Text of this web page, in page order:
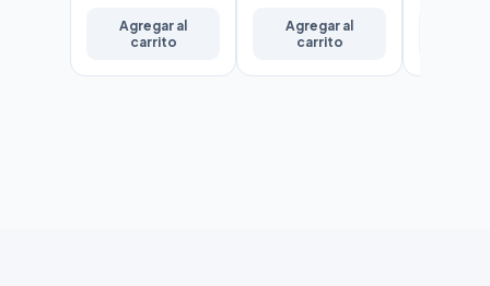
Agregar al
carrito
Agregar al
carrito